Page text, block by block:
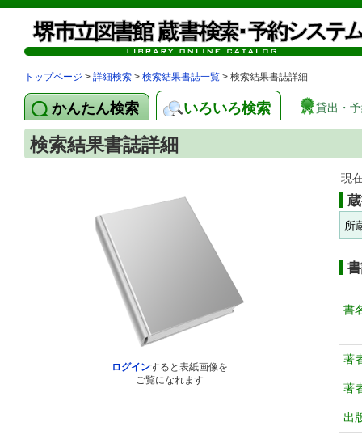
トップページ > 詳細検索 > 検索結果書誌一覧 > 検索結果書誌詳細
かんたん検索 いろいろ検索 貸出・
検索結果書誌詳細
ログインすると表紙画像を
ご覧になれます
現
所
書
著
著
出